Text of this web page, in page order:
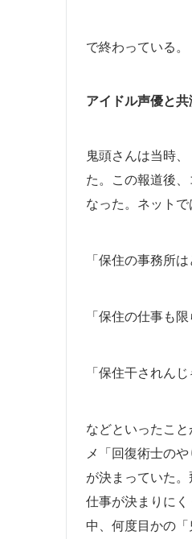
で終わっている。
アイドル声優と
鬼頭さんは当時
た。この報道後
なった。ネットで
「保住の事務所
「保住の仕事も
「保住干されん
などといったこ
メ「回復術士の
が決まっていた
仕事が決まりに
中、何度目かの